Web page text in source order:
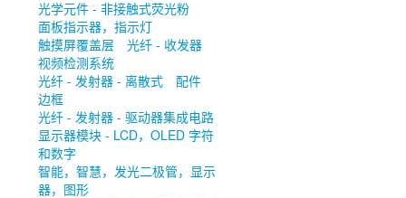
光学元件 - 非接触式荧光粉
面板指示器，指示灯
触摸屏覆盖层
光纤 - 收发器
视频检测系统
光纤 - 发射器 - 离散式
配件
边框
光纤 - 发射器 - 驱动器集成电路
显示器模块 - LCD，OLED 字符
和数字
智能，智慧，发光二极管，显示
器，图形